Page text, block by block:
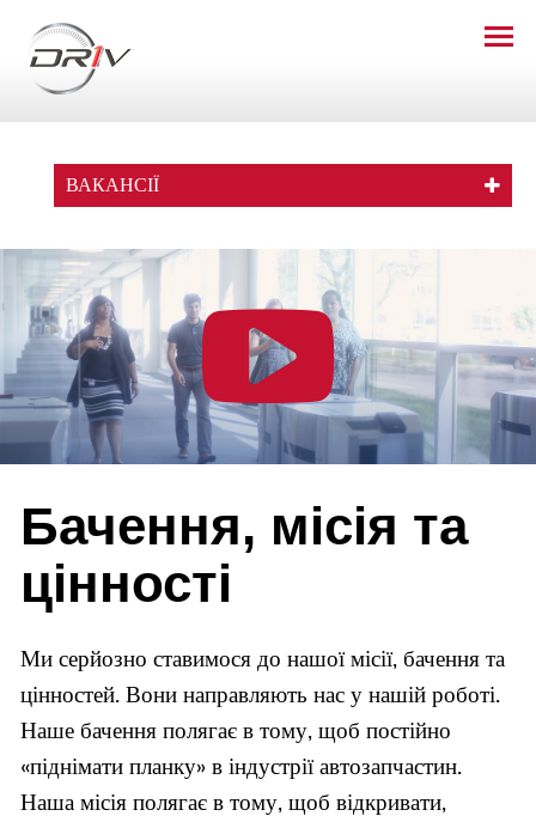
ВАКАНСІЇ
Бачення, місія та
цінності
Ми серйозно ставимося до нашої місії, бачення та
цінностей. Вони направляють нас у нашій роботі.
Наше бачення полягає в тому, щоб постійно
«піднімати планку» в індустрії автозапчастин.
Наша місія полягає в тому, щоб відкривати,